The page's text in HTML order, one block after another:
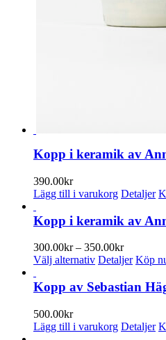
Kopp i keramik av
390.00kr
Lägg till i varukorg Detaljer
Kopp i keramik av
300.00kr – 350.00kr
300.00kr
350.00kr
Välj alternativ Den
produkten
har
varianter.
De
Detaljer Köp
Kopp av Sebastian
500.00kr
Lägg till i varukorg Detaljer